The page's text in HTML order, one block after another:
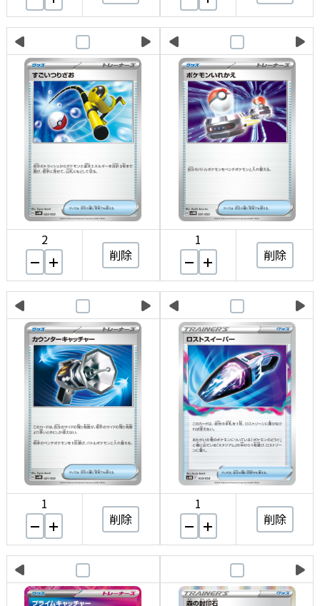
2
削除
1
削除
1
削除
1
削除